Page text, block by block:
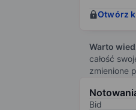
Otwórz
Warto
całość
zmienione
Bid